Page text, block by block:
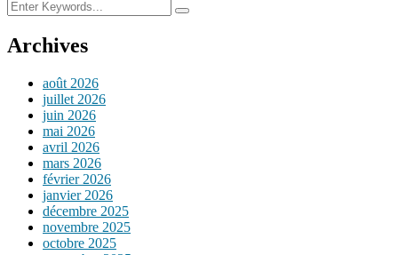
Archives
août 2026
juillet 2026
juin 2026
mai 2026
avril 2026
mars 2026
février 2026
janvier 2026
décembre 2025
novembre 2025
octobre 2025